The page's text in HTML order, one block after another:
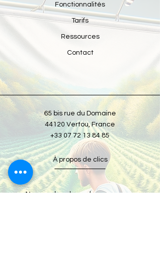
Fonctionnalités
Tarifs
Ressources
Contact
65 bis rue du Domaine
44120 Vertou, France
+33 07 72 13 84 85
À propos de clics
Nous recherchons des personnes